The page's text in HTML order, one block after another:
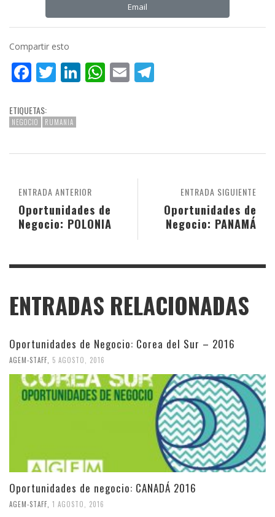
Email
Compartir esto
Facebook
Twitter
LinkedIn
WhatsApp
Email
ETIQUETAS:
NEGOCIO RUMANIA
ENTRADA SIGUIENTE
Oportunidades de
Negocio: PANAMÁ
ENTRADA ANTERIOR
Oportunidades de
Negocio: POLONIA
ENTRADAS RELACIONADAS
Oportunidades de Negocio: Corea del Sur – 2016
AGEM-STAFF 5 AGOSTO, 2016
Oportunidades de negocio: CANADÁ 2016
AGEM-STAFF 1 AGOSTO, 2016